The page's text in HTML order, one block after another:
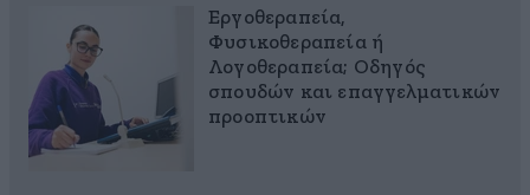
Εργοθεραπεία,
Φυσικοθεραπεία ή
Λογοθεραπεία; Οδηγός
σπουδών και επαγγελματικών
προοπτικών